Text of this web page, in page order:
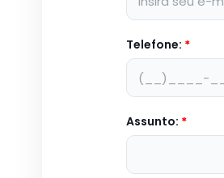
Telefone: *
Assunto: *